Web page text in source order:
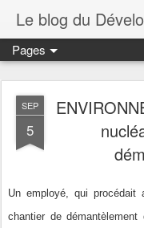
Pages
SEP
5
Un employé, qui
chantier de